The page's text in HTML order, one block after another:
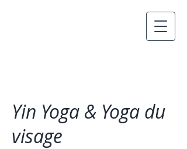
Yin Yoga & Yoga du
visage